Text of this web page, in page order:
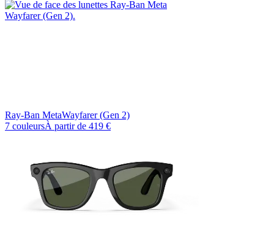
Ray-Ban MetaWayfarer (Gen 2)
7 couleursÀ partir de 419 €